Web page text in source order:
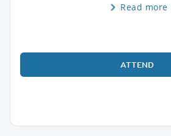
Read more
ATTEND